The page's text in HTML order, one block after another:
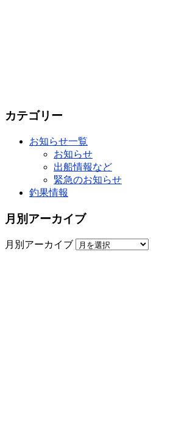
カテゴリー
お知らせ一覧
お知らせ
出船情報など
緊急のお知らせ
釣果情報
月別アーカイブ
月別アーカイブ